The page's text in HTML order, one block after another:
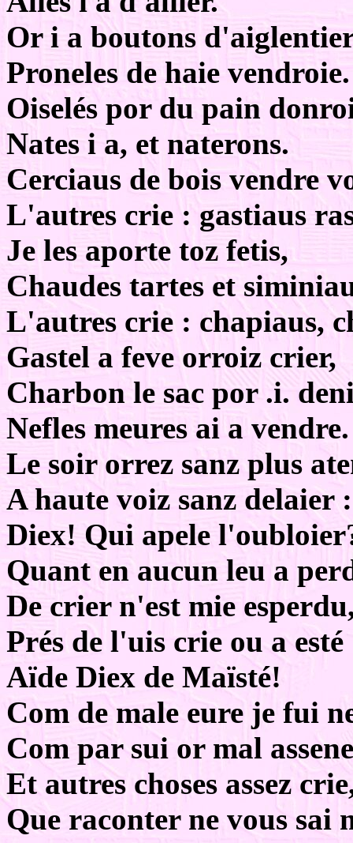
Or i a boutons
Proneles de haie vendroie.
Oiselés por du pain
Nates i a, et naterons.
Cerciaus de bois vendre
L'autres crie : gastiaus
Je les aporte toz fetis,
Chaudes tartes et
L'autres crie : chapiaus,
Gastel a feve orroiz crier,
Charbon le sac por .i.
Nefles meures ai a vendre.
Le soir orrez sanz plus
A haute voiz sanz delaier :
Diex! Qui apele
Quant en aucun leu a
De crier n'est mie
Prés de l'uis crie ou a esté
Aïde Diex de Maïsté!
Com de male eure je fui
Com par sui or mal
Et autres choses assez
Que raconter ne vous sai